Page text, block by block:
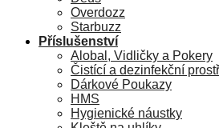
Overdozz
Starbuzz
Příslušenství
Alobal, Vidličky a Pokery
Čistící a dezinfekční
Dárkové Poukazy
HMS
Hygienické náustky